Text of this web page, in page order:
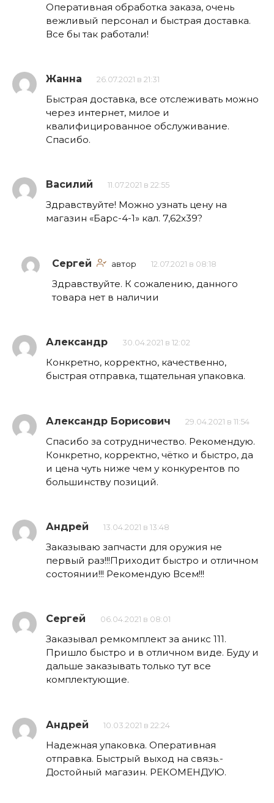
Оперативная обработка заказа, очень
вежливый персонал и быстрая доставка.
Все бы так работали!
Жанна 26.07.2021 в 21:31
Быстрая доставка, все отслеживать можно
через интернет, милое и
квалифицированное обслуживание.
Спасибо.
Василий 11.07.2021 в 22:55
Здравствуйте! Можно узнать цену на
магазин «Барс-4-1» кал. 7,62х39?
Сергей автор 12.07.2021 в 08:18
Здравствуйте. К сожалению, данного
товара нет в наличии
Александр 30.04.2021 в 12:02
Конкретно, корректно, качественно,
быстрая отправка, тщательная упаковка.
Александр Борисович 29.04.2021 в 11:54
Спасибо за сотрудничество. Рекомендую.
Конкретно, корректно, чётко и быстро, да
и цена чуть ниже чем у конкурентов по
большинству позиций.
Андрей 13.04.2021 в 13:48
Заказываю запчасти для оружия не
первый раз!!!Приходит быстро и отличном
состоянии!!! Рекомендую Всем!!!
Сергей 06.04.2021 в 08:01
Заказывал ремкомплект за аникс 111.
Пришло быстро и в отличном виде. Буду и
дальше заказывать только тут все
комплектующие.
Андрей 10.03.2021 в 22:24
Надежная упаковка. Оперативная
отправка. Быстрый выход на связь.-
Достойный магазин. РЕКОМЕНДУЮ.